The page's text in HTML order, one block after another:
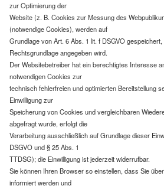
zur Optimierung der
Website (z. B. Cookies zur Messung des
(notwendige Cookies), werden auf
Grundlage von Art. 6 Abs. 1 lit. f DSGVO
Rechtsgrundlage angegeben wird.
Der Websitebetreiber hat ein berechtigtes Interesse
notwendigen Cookies zur
technisch fehlerfreien und optimierten Bereitstellung
Einwilligung zur
Speicherung von Cookies und vergleichbaren
abgefragt wurde, erfolgt die
Verarbeitung ausschließlich auf Grundlage dieser
DSGVO und § 25 Abs. 1
TTDSG); die Einwilligung ist jederzeit widerrufbar.
Sie können Ihren Browser so einstellen, dass Sie
informiert werden und